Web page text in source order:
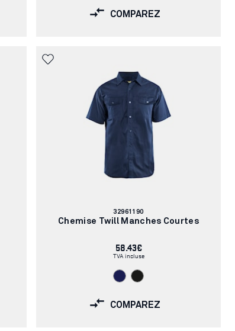
COMPAREZ
Numéro
d'article:
32961190
Chemise Twill Manches Courtes
58.43€
TVA incluse
COMPAREZ